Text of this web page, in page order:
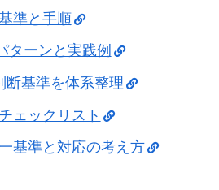
準と手順
ターンと実践例
断基準を体系整理
ェックリスト
基準と対応の考え方